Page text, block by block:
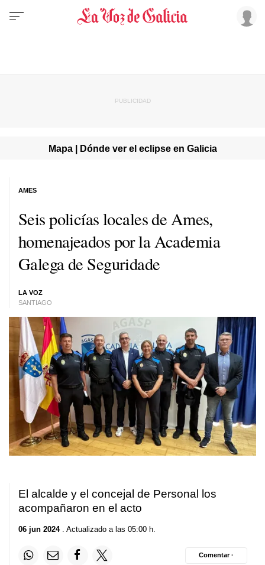
Mapa | Dónde ver el eclipse en Galicia
Seis policías locales de Ames,
homenajeados por la Academia
Galega de Seguridade
LA VOZ
SANTIAGO
AMES
El alcalde y el concejal de Personal los
acompañaron en el acto
06 jun 2024. Actualizado a las 05:00 h.
Comentar ·